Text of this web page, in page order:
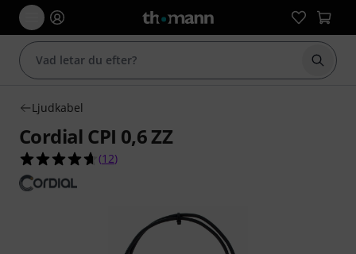
Börja
Ljudkabel
Cordial CPI 0,6 ZZ
4.7 av 5 stjärnor från 12 kundbetyg
(12)